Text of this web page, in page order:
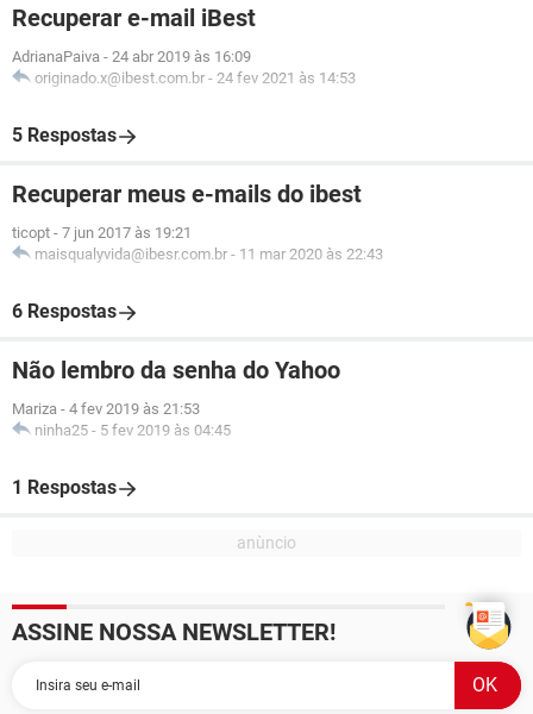
Recuperar e-mail iBest
AdrianaPaiva - 24 abr 2019 às 16:09
originado.x@ibest.com.br - 24 fev 2021 às 14:53
5 Respostas
Recuperar meus e-mails do ibest
ticopt - 7 jun 2017 às 19:21
maisqualyvida@ibesr.com.br - 11 mar 2020 às 22:43
6 Respostas
Não lembro da senha do Yahoo
Mariza - 4 fev 2019 às 21:53
ninha25 - 5 fev 2019 às 04:45
1 Respostas
ASSINE NOSSA NEWSLETTER!